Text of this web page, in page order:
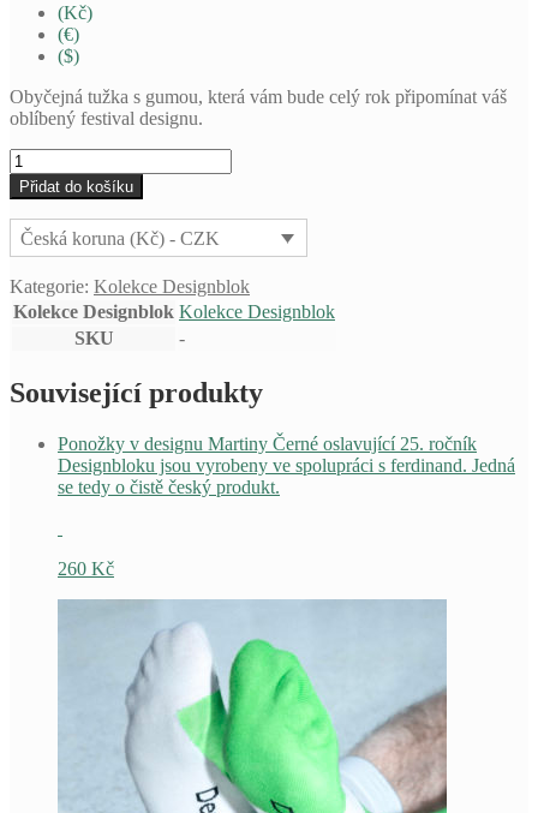
(Kč)
(€)
($)
Obyčejná tužka s gumou, která vám bude celý rok připomínat váš
oblíbený festival designu.
Tužka
Designblok!
množství
Přidat do košíku
Česká koruna (Kč) - CZK
Kategorie: Kolekce Designblok
Kolekce Designblok Kolekce Designblok
SKU
-
Související produkty
Ponožky v designu Martiny Černé oslavující 25. ročník
Designbloku jsou vyrobeny ve spolupráci s ferdinand. Jedná
se tedy o čistě český produkt.
260 Kč